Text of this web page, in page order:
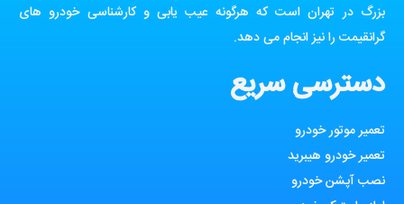
بزرگ در تهران است که هرگونه عیب یابی و کارشناسی خودرو های
گرانقیمت را نیز انجام می دهد.
دسترسی سریع
تعمیر موتور خودرو
تعمیر خودرو هیبرید
نصب آپشن خودرو